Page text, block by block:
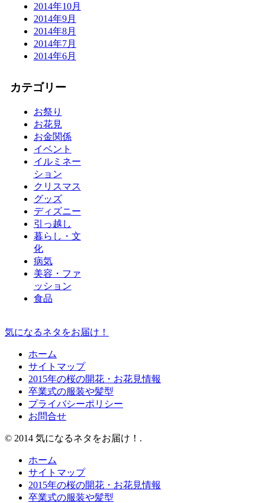
2014年10月
2014年9月
2014年8月
2014年7月
2014年6月
カテゴリー
お祭り
お花見
お金関係
イベント
イルミネー
ション
クリスマス
グッズ
ディズニー
引っ越し
暮らし・文
化
病気
美容・ファ
ッション
食品
気になるネタをお届け！
ホーム
サイトマップ
2015年の桜の開花・お花見情報
卒業式の服装や髪型
プライバシーポリシー
お問合せ
© 2014 気になるネタをお届け！.
ホーム
サイトマップ
2015年の桜の開花・お花見情報
卒業式の服装や髪型